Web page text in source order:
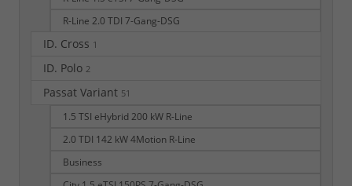
R-Line 2.0 TDI 7-Gang-DSG
ID. Cross 1
ID. Polo 2
Passat Variant 51
1.5 TSI eHybrid 200 kW R-Line
2.0 TDI 142 kW 4Motion R-Line
Business